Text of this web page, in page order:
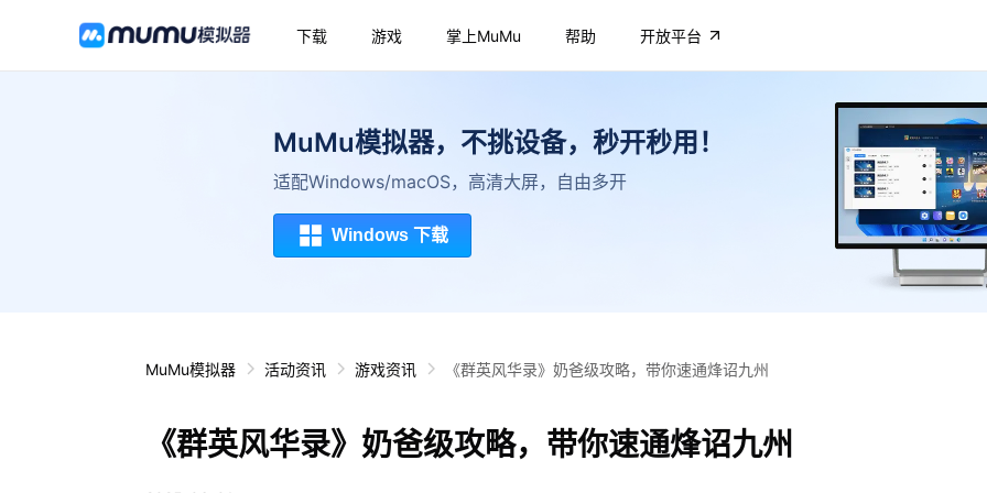
下载 游戏 掌上MuMu 帮助 开放平台
MuMu模拟器，不挑设备，秒开秒用！
适配Windows/macOS，高清大屏，自由多开
Windows 下载
MuMu模拟器 活动资讯 游戏资讯 《群英风华录》奶爸级攻略，带你速通烽诏九州
《群英风华录》奶爸级攻略，带你速通烽诏九州